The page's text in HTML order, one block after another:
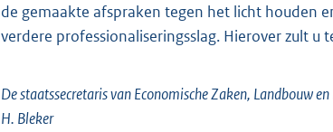
de gemaakte afspraken tegen het licht houden
verdere professionaliseringsslag. Hierover zult
De staatssecretaris van Economische Zaken, Landbouw
H. Bleker